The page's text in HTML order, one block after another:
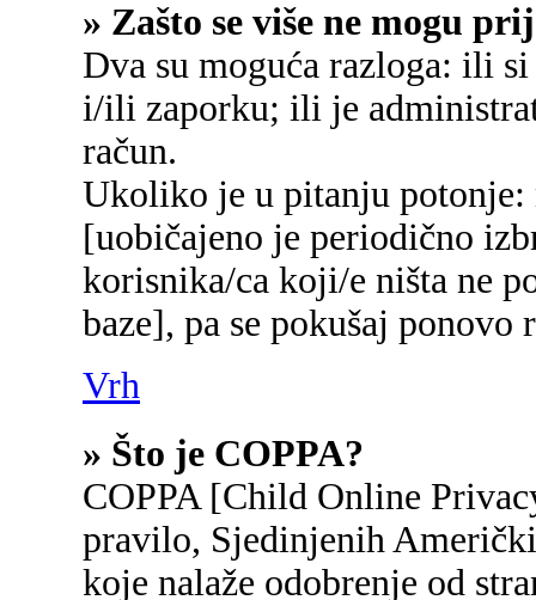
» Zašto se više ne mogu
Dva su moguća razloga: ili
i/ili zaporku; ili je
račun.
Ukoliko je u pitanju potonje:
[uobičajeno je periodično
korisnika/ca koji/e ništa ne
baze], pa se pokušaj ponovo
Vrh
» Što je COPPA?
COPPA [Child Online
pravilo, Sjedinjenih
koje nalaže odobrenje od